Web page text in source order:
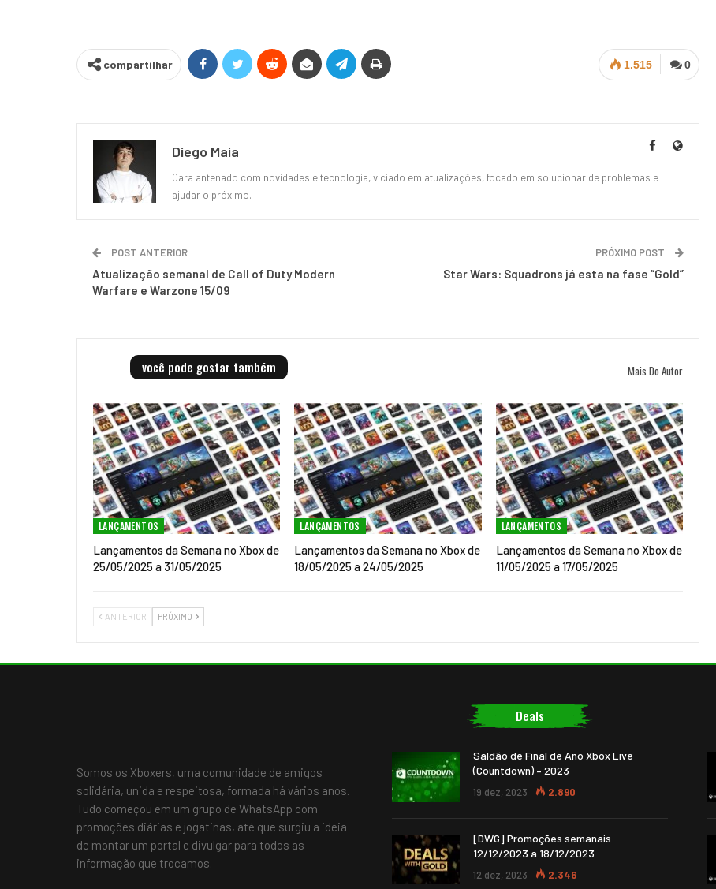
0
1.515
compartilhar
Diego Maia
Cara antenado com novidades e tecnologia, viciado em atualizações, focado em solucionar de problemas e
ajudar o próximo.
POST ANTERIOR
Atualização semanal de Call of Duty Modern
Warfare e Warzone 15/09
PRÓXIMO POST
Star Wars: Squadrons já esta na fase “Gold”
você pode gostar também Mais Do Autor
LANÇAMENTOS
Lançamentos da Semana no Xbox de
25/05/2025 a 31/05/2025
LANÇAMENTOS
Lançamentos da Semana no Xbox de
18/05/2025 a 24/05/2025
LANÇAMENTOS
Lançamentos da Semana no Xbox de
11/05/2025 a 17/05/2025
ANTERIOR PRÓXIMO
Somos os Xboxers, uma comunidade de amigos
solidária, unida e respeitosa, formada há vários anos.
Tudo começou em um grupo de WhatsApp com
promoções diárias e jogatinas, até que surgiu a ideia
de montar um portal e divulgar para todos as
informação que trocamos.
Deals
Saldão de Final de Ano Xbox Live
(Countdown) – 2023
19 dez, 2023 2.890
[DWG] Promoções semanais
12/12/2023 a 18/12/2023
12 dez, 2023 2.346